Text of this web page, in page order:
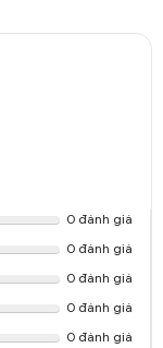
0 đánh giá
0 đánh giá
0 đánh giá
0 đánh giá
0 đánh giá